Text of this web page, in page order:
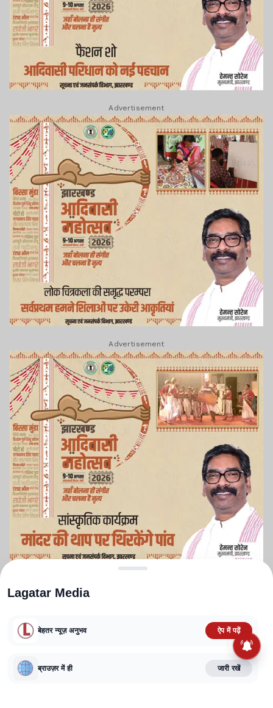
Advertisement
Advertisement
Lagatar Media
बेहतर न्यूज़ अनुभव ऐप में पढ़ें
ब्राउज़र में ही जारी रखें